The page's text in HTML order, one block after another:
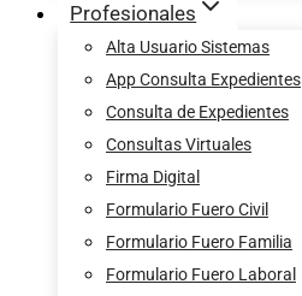
Profesionales
Alta Usuario Sistemas
App Consulta Expedientes
Consulta de Expedientes
Consultas Virtuales
Firma Digital
Formulario Fuero Civil
Formulario Fuero Familia
Formulario Fuero Laboral